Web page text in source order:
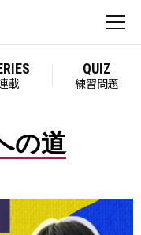
載
QUIZ
練習問題
の道